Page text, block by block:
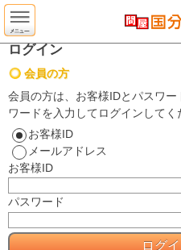
ログイン
会員の方
会員の方は、お客様IDとパスワ
ワードを入力してログインしてく
お客様ID
メールアドレス
お客様ID
パスワード